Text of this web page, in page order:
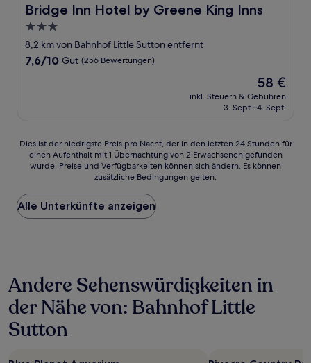
Bridge Inn Hotel by Greene King Inns
Bridge Inn Hotel by Greene King Inns
3.0-
Sterne-
Unterkunft
8,2 km von Bahnhof Little Sutton entfernt
7.6
7,6/10 Gut (256 Bewertungen)
Der
Preis
beträgt
58 €
inkl. Steuern & Gebühren
3. Sept.–4. Sept.
Dies
der
Preis
pro
Nacht,
24 Stunden
für
einen
mit
Dies ist der niedrigste Preis pro Nacht, der in den letzten 24 Stunden für
einen Aufenthalt mit 1 Übernachtung von 2 Erwachsenen gefunden
wurde. Preise und Verfügbarkeiten können sich ändern. Es können
zusätzliche Bedingungen gelten.
Alle Unterkünfte anzeigen
Andere Sehenswürdigkeiten in
der Nähe von: Bahnhof Little
Sutton